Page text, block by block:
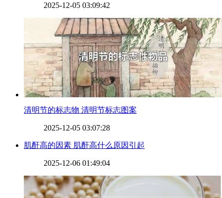
2025-12-05 03:09:42
​清明节的标志物 清明节标志图案
2025-12-05 03:07:28
​肌酐高的因素 肌酐高什么原因引起
2025-12-06 01:49:04